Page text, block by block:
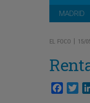
MADRID
EL FOCO 15/